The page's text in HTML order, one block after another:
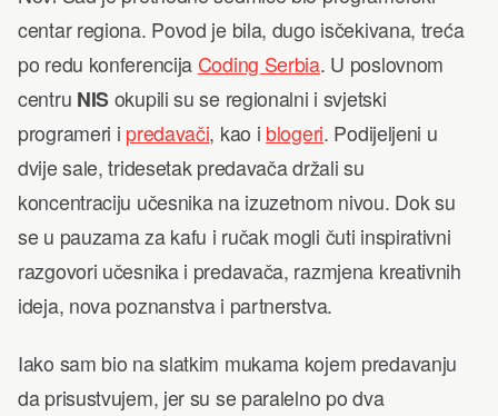
centar regiona. Povod je bila, dugo isčekivana, treća
po redu konferencija Coding Serbia. U poslovnom
centru NIS okupili su se regionalni i svjetski
programeri i predavači, kao i blogeri. Podijeljeni u
dvije sale, tridesetak predavača držali su
koncentraciju učesnika na izuzetnom nivou. Dok su
se u pauzama za kafu i ručak mogli čuti inspirativni
razgovori učesnika i predavača, razmjena kreativnih
ideja, nova poznanstva i partnerstva.
Iako sam bio na slatkim mukama kojem predavanju
da prisustvujem, jer su se paralelno po dva